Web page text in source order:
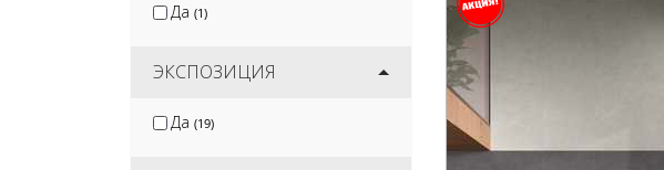
Да (1)
ЭКСПОЗИЦИЯ
Да (19)